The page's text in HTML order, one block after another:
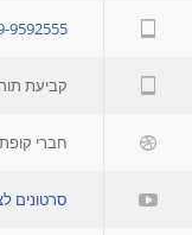
9592555
קביעת
חברי
סרטונים